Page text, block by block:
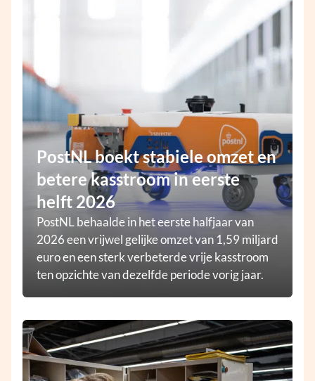
PostNL boekt stabiele omzet en
betere kasstroom in eerste
helft 2026
PostNL behaalde in het eerste halfjaar van
2026 een vrijwel gelijke omzet van 1,59 miljard
euro en een sterk verbeterde vrije kasstroom
ten opzichte van dezelfde periode vorig jaar.